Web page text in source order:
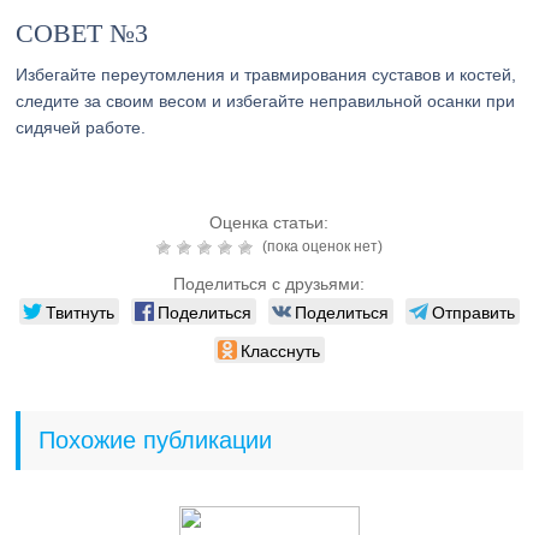
СОВЕТ №3
Избегайте переутомления и травмирования суставов и костей,
следите за своим весом и избегайте неправильной осанки при
сидячей работе.
Оценка статьи:
(пока оценок нет)
Поделиться с друзьями:
Твитнуть Поделиться Поделиться
Отправить
Класснуть
Похожие публикации